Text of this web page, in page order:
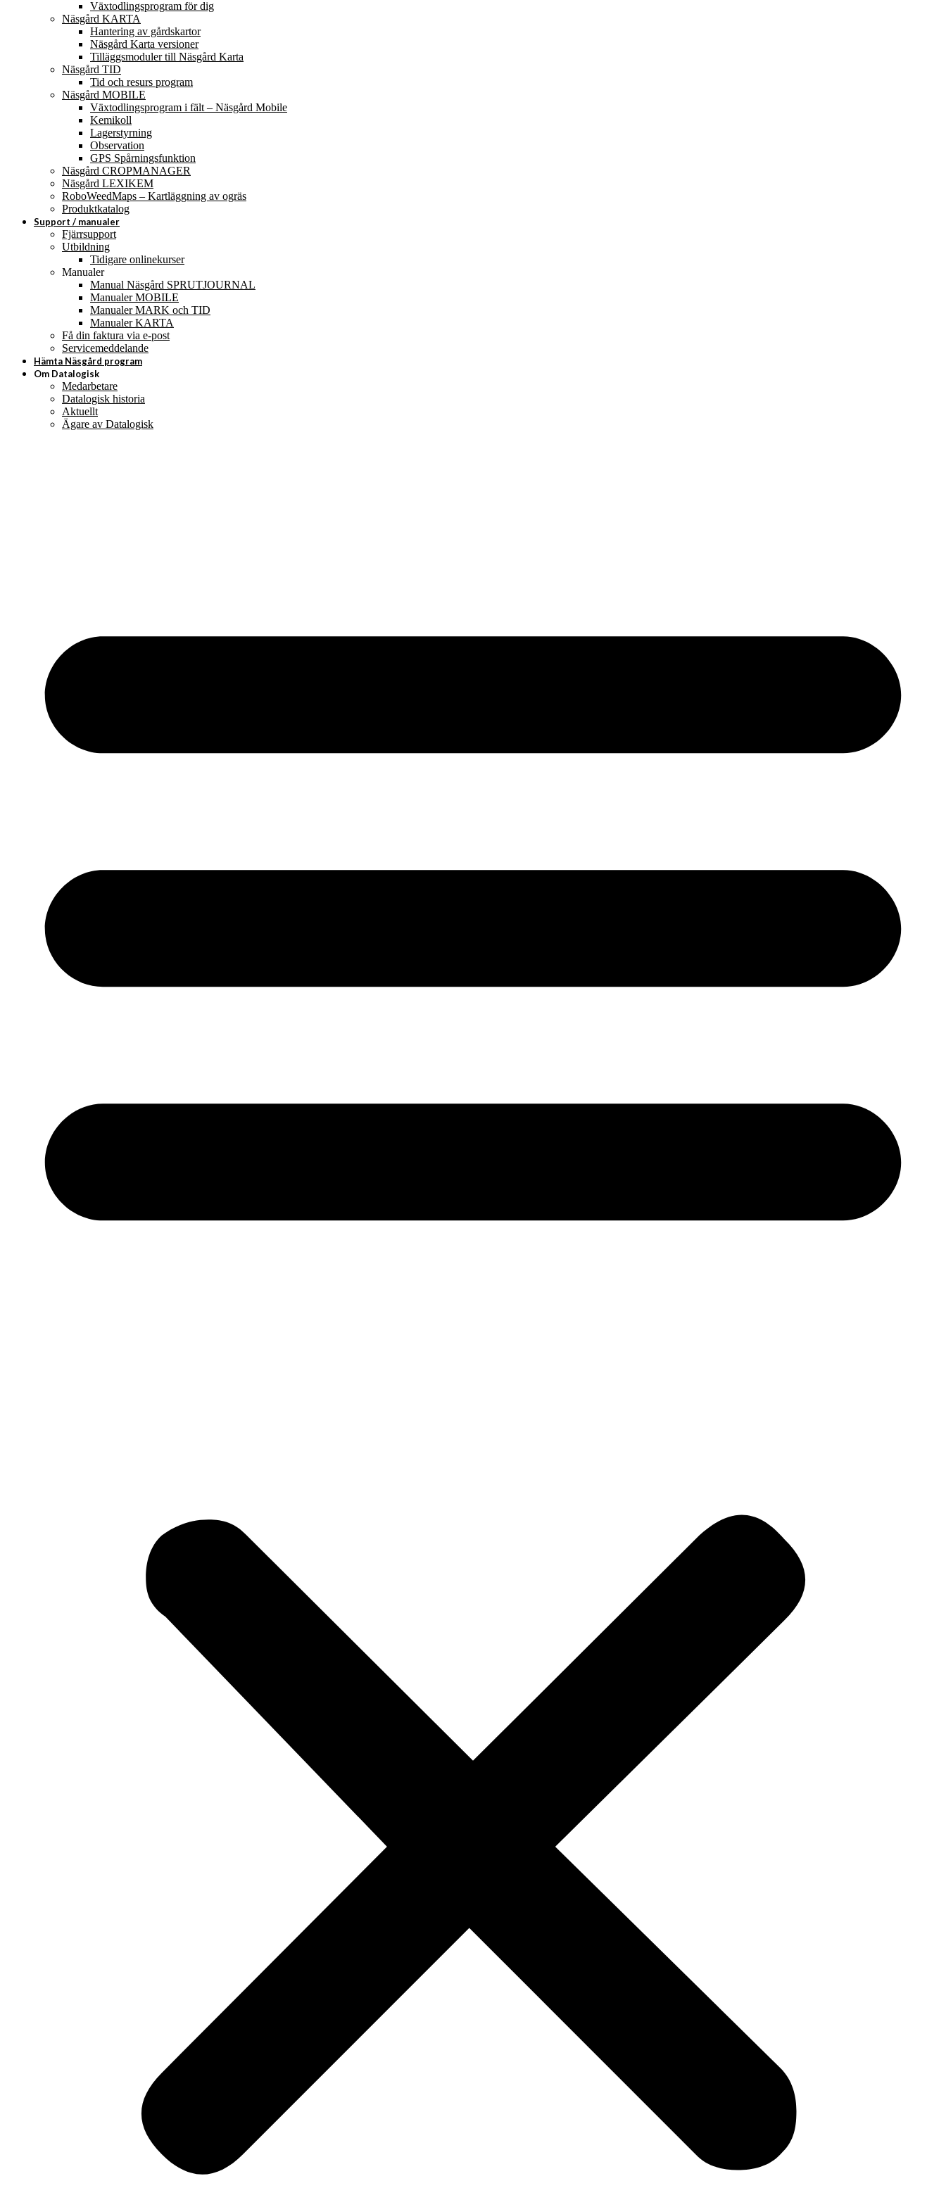
Växtodlingsprogram för dig
Näsgård KARTA
Hantering av gårdskartor
Näsgård Karta versioner
Tilläggsmoduler till Näsgård Karta
Näsgård TID
Tid och resurs program
Näsgård MOBILE
Växtodlingsprogram i fält – Näsgård Mobile
Kemikoll
Lagerstyrning
Observation
GPS Spårningsfunktion
Näsgård CROPMANAGER
Näsgård LEXIKEM
RoboWeedMaps – Kartläggning av ogräs
Produktkatalog
Support / manualer
Fjärrsupport
Utbildning
Tidigare onlinekurser
Manualer
Manual Näsgård SPRUTJOURNAL
Manualer MOBILE
Manualer MARK och TID
Manualer KARTA
Få din faktura via e-post
Servicemeddelande
Hämta Näsgård program
Om Datalogisk
Medarbetare
Datalogisk historia
Aktuellt
Ägare av Datalogisk